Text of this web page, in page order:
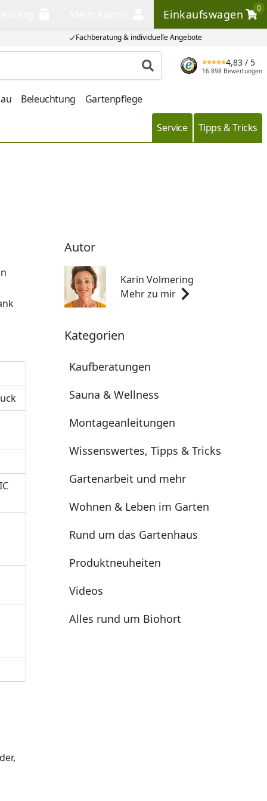
Fachberatung & individuelle Angebote
Einkaufswagen
0
Einkaufswagen
Produkt suchen
4,83 / 5
16.898 Bewertungen
Beleuchtung Gartenpflege
Service Tipps & Tricks
Autor
Karin Volmering
Mehr zu mir
Kategorien
Kaufberatungen
Sauna & Wellness
Montageanleitungen
Wissenswertes, Tipps & Tricks
Gartenarbeit und mehr
Wohnen & Leben im Garten
Rund um das Gartenhaus
Produktneuheiten
Videos
Alles rund um Biohort